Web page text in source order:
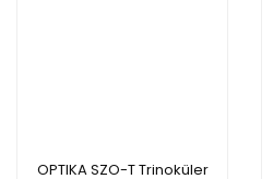
OPTIKA SZO-T Trinoküler